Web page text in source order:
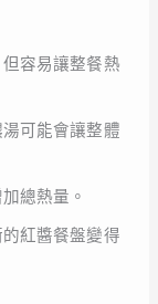
容易讓整餐熱
可能會讓整體
總熱量。
紅醬餐盤變得